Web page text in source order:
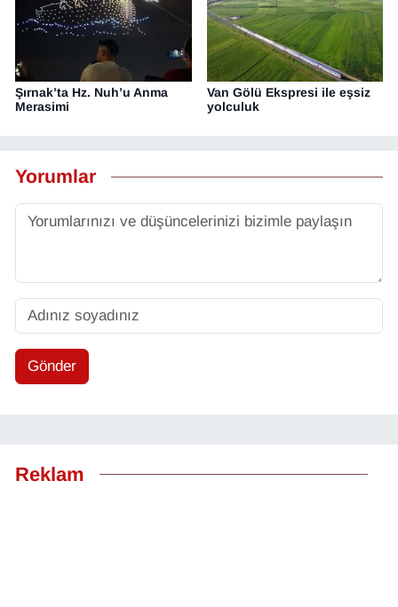
Şırnak’ta Hz. Nuh’u Anma
Merasimi
Van Gölü Ekspresi ile eşsiz
yolculuk
Yorumlar
Gönder
Reklam